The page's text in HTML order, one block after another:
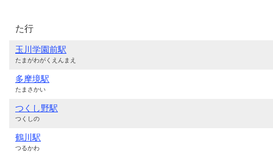
た行
玉川学園前駅
たまがわがくえんまえ
多摩境駅
たまさかい
つくし野駅
つくしの
鶴川駅
つるかわ